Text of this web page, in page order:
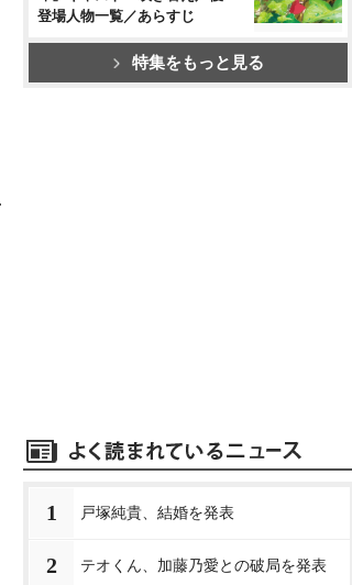
登場人物一覧／あらすじ
特集をもっと見る
1 戸塚純貴、結婚を発表
2 テオくん、加藤乃愛との破局を発表